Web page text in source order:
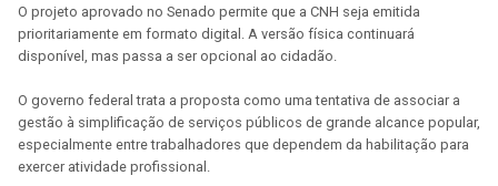
O projeto aprovado no Senado permite que a CNH seja emitida
prioritariamente em formato digital. A versão física continuará
disponível, mas passa a ser opcional ao cidadão.
O governo federal trata a proposta como uma tentativa de associar a
gestão à simplificação de serviços públicos de grande alcance popular,
especialmente entre trabalhadores que dependem da habilitação para
exercer atividade profissional.